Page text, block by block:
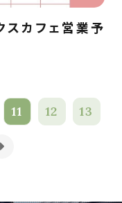
スカフェ営業予
11 12 13